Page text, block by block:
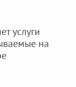
услуги
на